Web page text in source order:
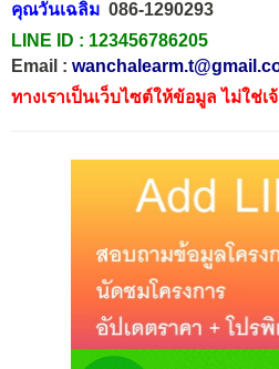
คุณวันเฉลิม 086-1290293
LINE ID : 123456786205
Email :
ทางเราเป็นเว็บไซต์ให้ข้อมูล ไม่ใช่เ